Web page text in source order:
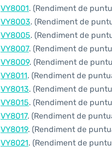
VY8001. (Rendiment de
VY8003. (Rendiment de
VY8005. (Rendiment de
VY8007. (Rendiment de
VY8009. (Rendiment de
VY8011. (Rendiment de
VY8013. (Rendiment de
VY8015. (Rendiment de
VY8017. (Rendiment de
VY8019. (Rendiment de
VY8021. (Rendiment de